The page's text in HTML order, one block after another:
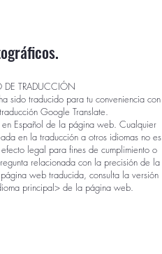
DE TRADUCCIÓN
sido traducido para tu conveniencia con
Google Translate.
Español de la página web. Cualquier
en la traducción a otros idiomas no es
legal para fines de cumplimiento o
relacionada con la precisión de la
web traducida, consulta la versión
principal> de la página web.